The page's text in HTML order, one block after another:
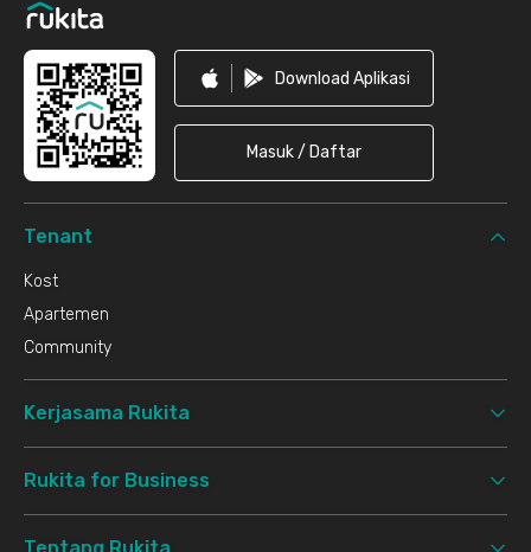
Download Aplikasi
Masuk / Daftar
Tenant
Kost
Apartemen
Community
Kerjasama Rukita
Rukita for Business